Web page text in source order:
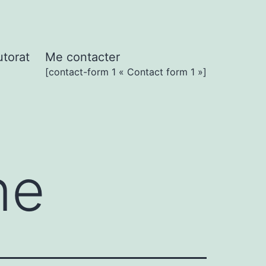
Me contacter
[contact-form 1 « Contact form 1 »]